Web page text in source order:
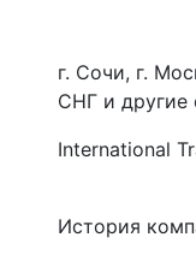
г. Сочи, г.
СНГ и другие
International
История